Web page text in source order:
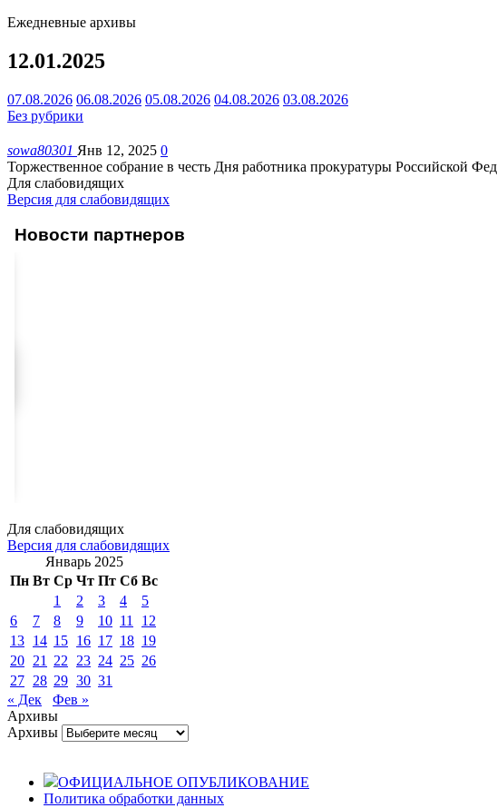
Ежедневные архивы
12.01.2025
07.08.2026 06.08.2026 05.08.2026 04.08.2026 03.08.2026
Без рубрики
sowa80301 Янв 12, 2025 0
Торжественное собрание в честь Дня работника прокуратуры Российской
Для слабовидящих
Версия для слабовидящих
Новости партнеров
Для слабовидящих
Версия для слабовидящих
Январь 2025
Пн Вт Ср Чт Пт Сб Вс
1
2 3 4
5
6
7 8 9 10 11
12
13 14 15 16 17 18 19
20 21 22 23 24 25 26
27 28 29 30 31
« Дек
Фев »
Архивы
Архивы
ОФИЦИАЛЬНОЕ ОПУБЛИКОВАНИЕ
Политика обработки данных